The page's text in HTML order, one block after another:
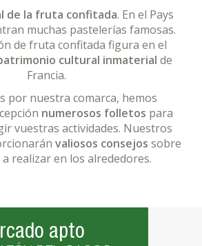
de la fruta confitada. En el Pays
muchas pastelerías famosas.
de fruta confitada figura en el
cultural inmaterial de
Francia.
por nuestra comarca, hemos
numerosos folletos para
vuestras actividades. Nuestros
valiosos consejos sobre
realizar en los alrededores.
apto